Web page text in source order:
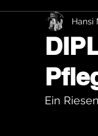
Hansi
Ein